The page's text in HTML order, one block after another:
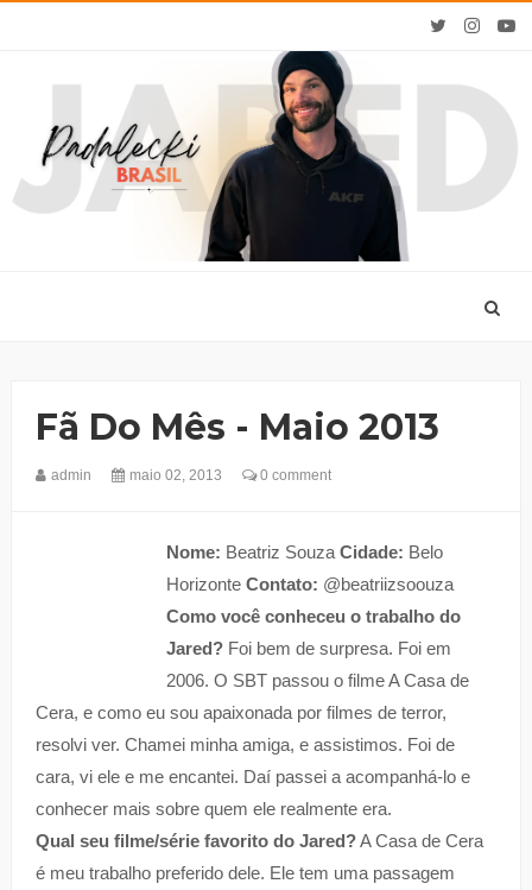
Fã Do Mês - Maio 2013
admin maio 02, 2013 0 comment
Nome: Beatriz Souza Cidade: Belo
Horizonte Contato: @beatriizsoouza
Como você conheceu o trabalho do
Jared?Foi bem de surpresa. Foi em
2006. O SBT passou o filme A Casa de
Cera, e como eu sou apaixonada por filmes de terror,
resolvi ver. Chamei minha amiga, e assistimos. Foi de
cara, vi ele e me encantei. Daí passei a acompanhá-lo e
conhecer mais sobre quem ele realmente era.
Qual seu filme/série favorito do Jared?A Casa de Cera
é meu trabalho preferido dele. Ele tem uma passagem